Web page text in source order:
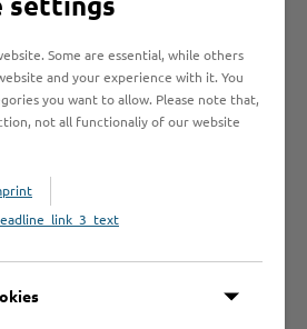
Some are essential, while others
and your experience with it. You
you want to allow. Please note that,
not all functionaliy of our website